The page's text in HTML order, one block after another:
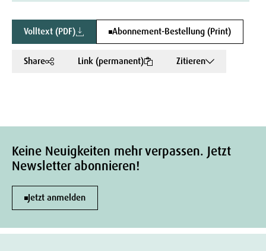
Volltext (PDF) Abonnement-Bestellung (Print)
Share Link (permanent) Zitieren
Keine Neuigkeiten mehr verpassen. Jetzt
Newsletter abonnieren!
Jetzt anmelden